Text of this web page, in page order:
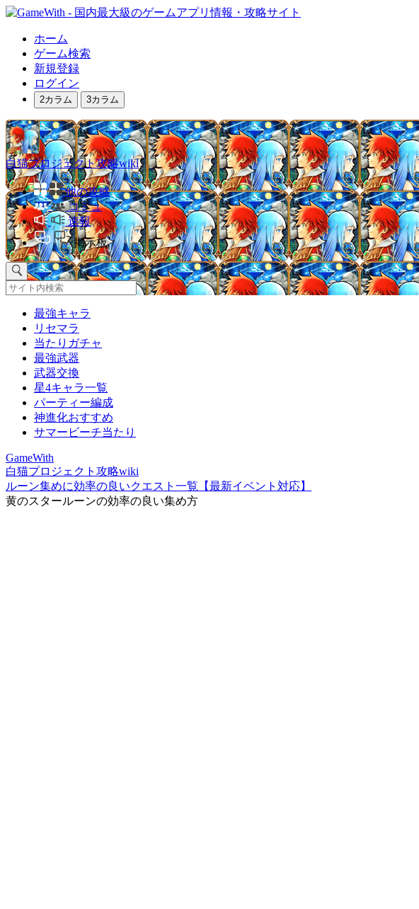
ホーム
ゲーム検索
新規登録
ログイン
2カラム 3カラム
白猫プロジェクト攻略wiki
他の攻略
コミュ
速報
掲示板
最強キャラ
リセマラ
当たりガチャ
最強武器
武器交換
星4キャラ一覧
パーティー編成
神進化おすすめ
サマービーチ当たり
GameWith
白猫プロジェクト攻略wiki
ルーン集めに効率の良いクエスト一覧【最新イベント対応】
黄のスタールーンの効率の良い集め方